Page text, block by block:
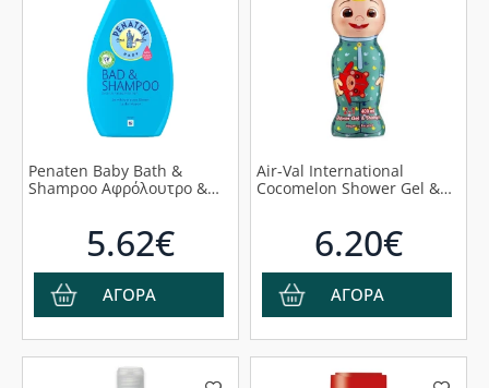
Penaten Baby Bath &
Shampoo Αφρόλουτρο &
5.62€
ΑΓΟΡΑ
Air-Val International
Cocomelon Shower Gel &
σε 1, 400ml6.20€
ΑΓΟΡΑ